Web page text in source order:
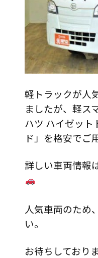
軽トラックが人
ましたが、軽ス
ハツ ハイゼット
ド」を格安でご
詳しい車両情報は
人気車両のため
い。
お待ちしておりま